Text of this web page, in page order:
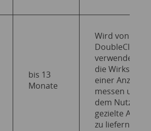
bis 13
Monate
Wird von
DoubleClick
verwendet,
die
einer Anzeige
messen und
dem Nutzer
gezielte
zu liefern.